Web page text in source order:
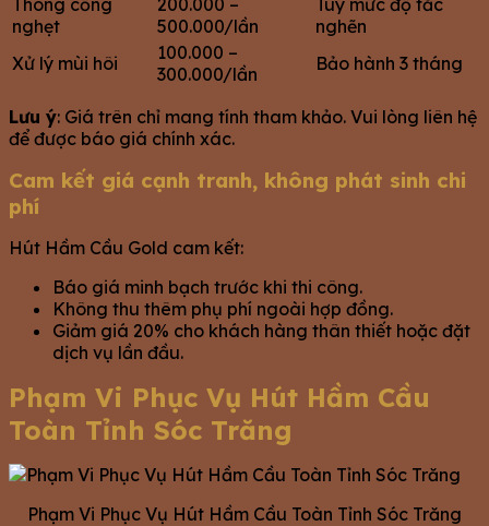
nghẹt
500.000/lần
nghẽn
Xử lý mùi hôi
100.000 –
300.000/lần
Bảo hành 3 tháng
Lưu ý: Giá trên chỉ mang tính tham khảo. Vui lòng liên hệ
để được báo giá chính xác.
Cam kết giá cạnh tranh, không phát sinh chi
phí
Hút Hầm Cầu Gold cam kết:
Báo giá minh bạch trước khi thi công.
Không thu thêm phụ phí ngoài hợp đồng.
Giảm giá 20% cho khách hàng thân thiết hoặc đặt
dịch vụ lần đầu.
Phạm Vi Phục Vụ Hút Hầm Cầu
Toàn Tỉnh Sóc Trăng
Phạm Vi Phục Vụ Hút Hầm Cầu Toàn Tỉnh Sóc Trăng